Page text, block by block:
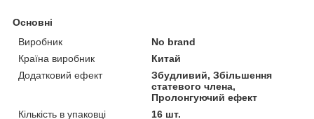
Основні
Виробник
No brand
Країна виробник
Китай
Додатковий ефект
Збудливий, Збільшення
статевого члена,
Пролонгуючий ефект
Кількість в упаковці
16 шт.